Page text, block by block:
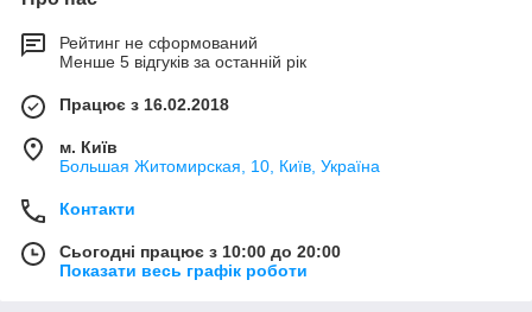
Рейтинг не сформований
Менше 5 відгуків за останній рік
Працює з 16.02.2018
м. Київ
Большая Житомирская, 10, Київ, Україна
Контакти
Сьогодні працює з 10:00 до 20:00
Показати весь графік роботи